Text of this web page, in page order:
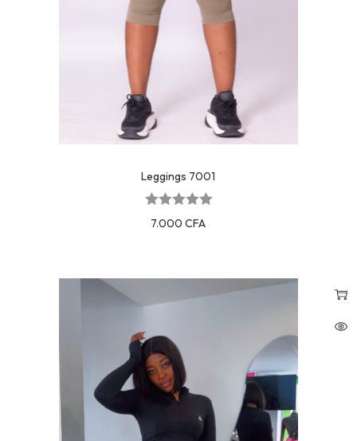
Leggings 7001
7.000CFA